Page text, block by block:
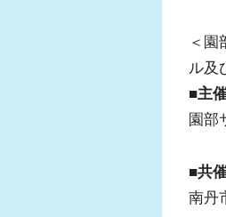
＜
ル及
■主
園部
■共
南丹